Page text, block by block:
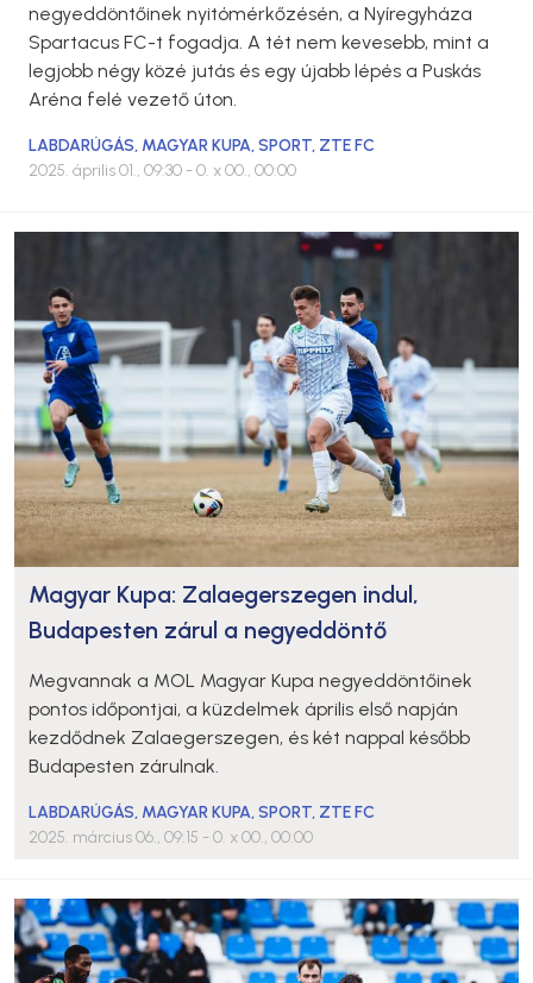
negyeddöntőinek nyitómérkőzésén, a Nyíregyháza
Spartacus FC-t fogadja. A tét nem kevesebb, mint a
legjobb négy közé jutás és egy újabb lépés a Puskás
Aréna felé vezető úton.
LABDARÚGÁS, MAGYAR KUPA,SPORT, ZTE FC
2025. április 01., 09:30 - 0. x 00., 00:00
Magyar Kupa: Zalaegerszegen indul,
Budapesten zárul a negyeddöntő
Megvannak a MOL Magyar Kupa negyeddöntőinek
pontos időpontjai, a küzdelmek április első napján
kezdődnek Zalaegerszegen, és két nappal később
Budapesten zárulnak.
LABDARÚGÁS, MAGYAR KUPA,SPORT, ZTE FC
2025. március 06., 09:15 - 0. x 00., 00:00